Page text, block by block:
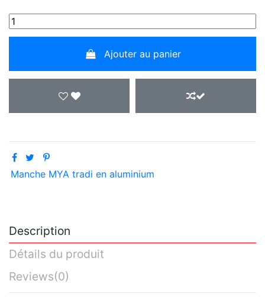
Ajouter au panier
Manche MYA tradi en aluminium
Description
Détails du produit
Reviews(0)